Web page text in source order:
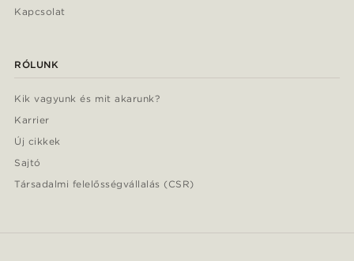
Kapcsolat
RÓLUNK
Kik vagyunk és mit akarunk?
Karrier
Új cikkek
Sajtó
Társadalmi felelősségvállalás (CSR)